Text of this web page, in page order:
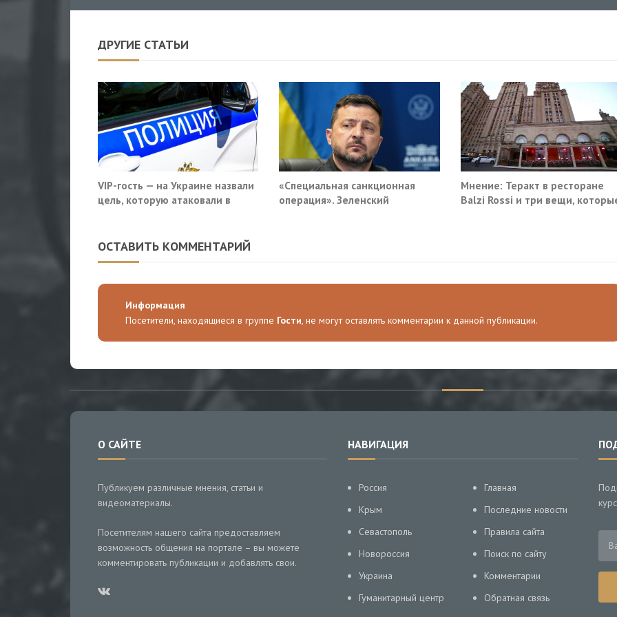
ДРУГИЕ СТАТЬИ
VIP-гость — на Украине назвали
цель, которую атаковали в
«Специальная санкционная
операция». Зеленский
Мнение: Теракт в ресторане
Balzi Rossi и три вещи,
ОСТАВИТЬ КОММЕНТАРИЙ
Информация
Посетители, находящиеся в группе Гости, не могут оставлять комментарии к данной публикации.
О САЙТЕ
Публикуем различные мнения, статьи и
видеоматериалы.
Посетителям нашего сайта предоставляем
возможность общения на портале – вы можете
комментировать публикации и добавлять свои.
НАВИГАЦИЯ
Россия
Крым
Севастополь
Новороссия
Украина
Гуманитарный центр
Главная
Последние новости
Правила сайта
Поиск по сайту
Комментарии
Обратная связь